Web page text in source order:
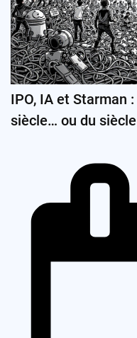
IPO, IA et Starman
siècle… ou du